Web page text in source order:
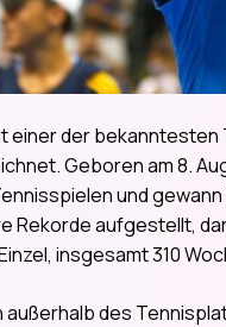
einer der
Geboren am 8.
und
Rekorde aufgestellt,
insgesamt 310
des